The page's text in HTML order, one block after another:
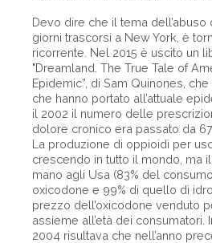
Devo dire che il tema
giorni trascorsi a New York, è
ricorrente. Nel 2015 è uscito un
"Dreamland. The True Tale of
Epidemic”, di Sam Quinones,
che hanno portato all’attuale
il 2002 il numero delle
dolore cronico era passato da
La produzione di oppioidi per
crescendo in tutto il mondo, ma
mano agli Usa (83% del
oxicodone e 99% di quello di
prezzo dell’oxicodone venduto
assieme all’età dei consumatori.
2004 risultava che nell’anno